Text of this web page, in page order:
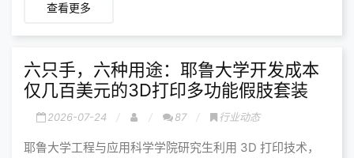
查看更多
六只手，六种用途：耶鲁大学开发成本
仅几百美元的3D打印多功能假肢套装
2026-07-24 87 行业动态
耶鲁大学工程与应用科学学院研究生利用 3D 打印技术，